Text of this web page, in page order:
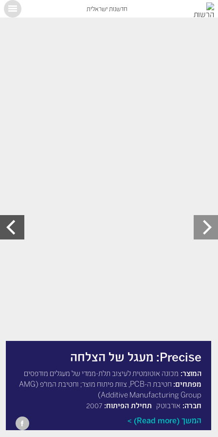
חדשנות ישראלית
Precise: מעגל של הצלחה
המוצר: מכונה אוטומטית לעיצוב תלת-ממדי של מעגלים מודפסים
מפתחים:
חטיבת ה-PCB, צוות פיתוח מוצר; וחטיבת המו"פ AMG)
Additive Manufacturing Group)
חברה: אורבוטק תחילת הפיתוח: 2007
המשך (Read more)
X